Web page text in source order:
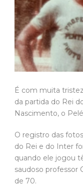
É com muita
da partida do Rei
Nascimento, o
O registro das
do Rei e do Inter
quando ele jogou
saudoso professor
de 70.